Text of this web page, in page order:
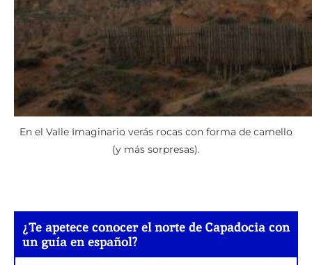
En el Valle Imaginario verás rocas con forma de camello
(y más sorpresas).
¿Te apetece conocer el norte de Capadocia con
un guía en español?